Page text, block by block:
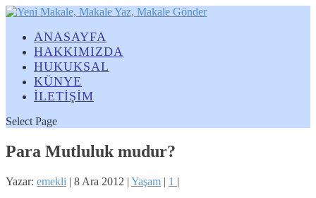
ANASAYFA
HAKKIMIZDA
HUKUKSAL
KÜNYE
İLETİŞİM
Select Page
Para Mutluluk mudur?
Yazar: emekli | 8 Ara 2012 | Yaşam | 1 |